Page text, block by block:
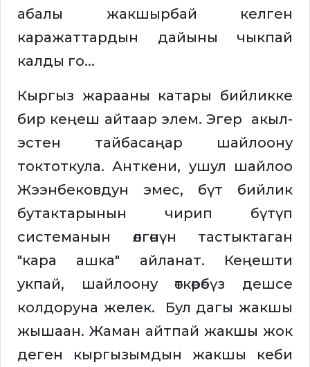
абалы жакшырбай келген
каражаттардын дайыны чыкпай
калды го...
Кыргыз жарааны катары бийликке
бир кеңеш айтаар элем. Эгер акыл-
эстен тайбасаңар шайлоону
токтоткула. Анткени, ушул шайлоо
Жээнбековдун эмес, бүт бийлик
бутактарынын чирип бүтүп
системанын өлгөнүн тастыктаган
"кара ашка" айланат. Кеңешти
укпай, шайлоону өткөрөбүз дешсе
колдоруна желек. Бул дагы жакшы
жышаан. Жаман айтпай жакшы жок
деген кыргызымдын жакшы кеби